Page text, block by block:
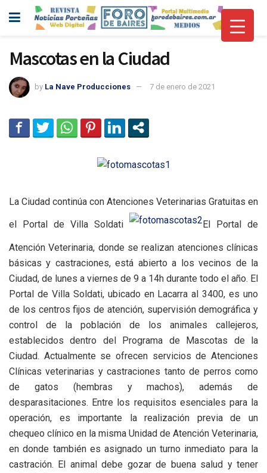
Mascotas en la Ciudad
by La Nave Producciones 7 de enero de 2021
La Ciudad continúa con Atenciones Veterinarias Gratuitas en
el Portal de Villa Soldati
El Portal de
Atención Veterinaria, donde se realizan atenciones clínicas
básicas y castraciones, está abierto a los vecinos de la
Ciudad, de lunes a viernes de 9 a 14h durante todo el año. El
Portal de Villa Soldati, ubicado en Lacarra al 3400, es uno
de los centros fijos de atención, supervisión demográfica y
control de la población de los animales callejeros,
establecidos dentro del Programa de Mascotas de la
Ciudad. Actualmente se ofrecen servicios de Atenciones
Clínicas veterinarias y castraciones tanto de perros como
de gatos (hembras y machos), además de
desparasitaciones. Entre los requisitos esenciales para la
operación, es importante la realización previa de un
chequeo clínico en la misma Unidad de Atención Veterinaria,
en donde también es asignado un turno inmediato para la
castración. El animal debe gozar de buena salud y tener